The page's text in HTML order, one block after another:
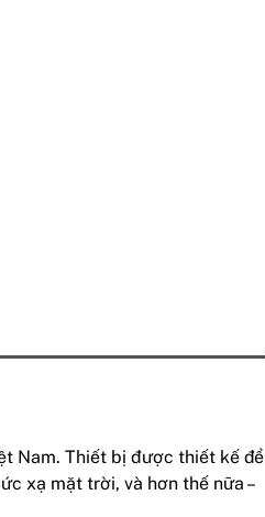
Nam. Thiết bị được thiết kế để
xạ mặt trời, và hơn thế nữa –